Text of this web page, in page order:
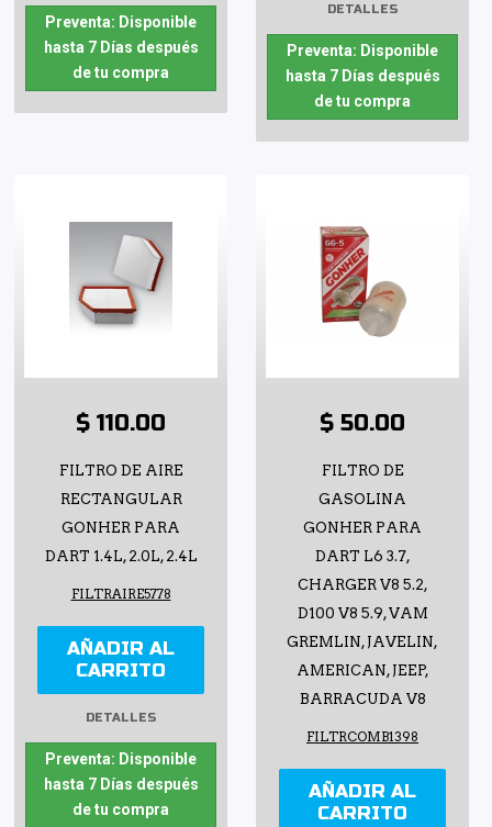
Preventa: Disponible
hasta 7 Días después
de tu compra
DETALLES
Preventa: Disponible
hasta 7 Días después
de tu compra
$ 110.00
FILTRO DE AIRE
RECTANGULAR
GONHER PARA
DART 1.4L, 2.0L, 2.4L
FILTRAIRE5778
AÑADIR AL
CARRITO
DETALLES
Preventa: Disponible
hasta 7 Días después
de tu compra
$ 50.00
FILTRO DE
GASOLINA
GONHER PARA
DART L6 3.7,
CHARGER V8 5.2,
D100 V8 5.9, VAM
GREMLIN, JAVELIN,
AMERICAN, JEEP,
BARRACUDA V8
FILTRCOMB1398
AÑADIR AL
CARRITO